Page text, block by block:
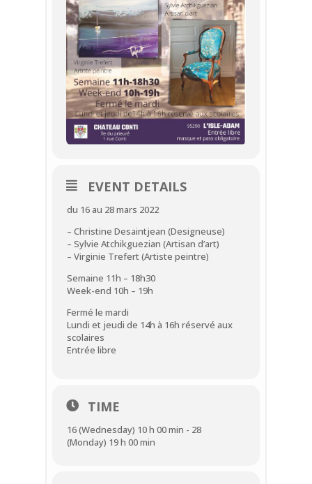
EVENT DETAILS
du 16 au 28 mars 2022
– Christine Desaintjean (Designeuse)
– Sylvie Atchikguezian (Artisan d’art)
– Virginie Trefert (Artiste peintre)
Semaine 11h – 18h30
Week-end 10h – 19h
Fermé le mardi
Lundi et jeudi de 14h à 16h réservé aux
scolaires
Entrée libre
TIME
16 (Wednesday) 10 h 00 min - 28
(Monday) 19 h 00 min